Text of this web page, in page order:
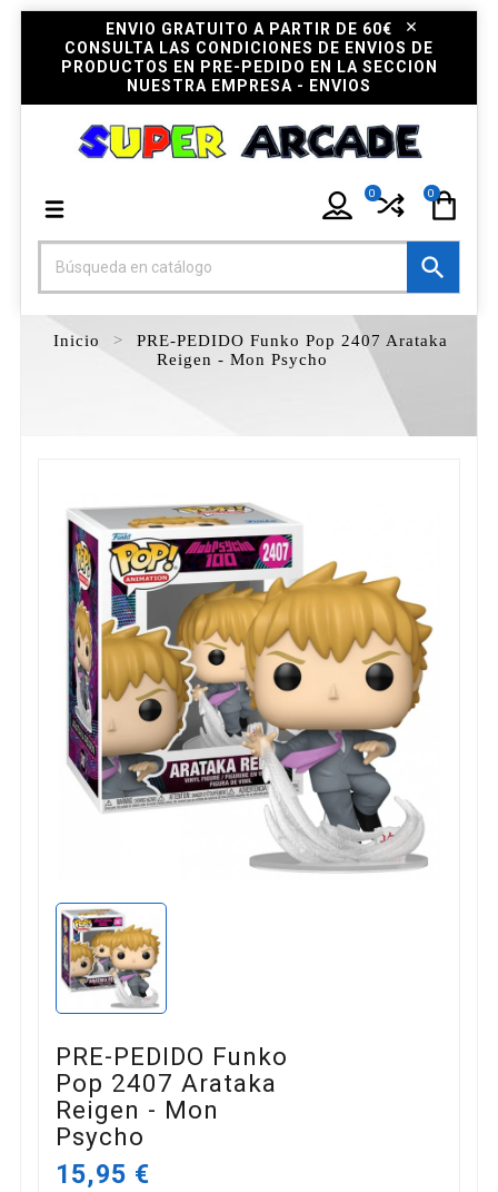
ENVIO GRATUITO A PARTIR DE 60€
CONSULTA LAS CONDICIONES DE ENVIOS DE
PRODUCTOS EN PRE-PEDIDO EN LA SECCION
NUESTRA EMPRESA - ENVIOS
0
0

Inicio
PRE-PEDIDO Funko Pop 2407 Arataka
Reigen - Mon Psycho
PRE-PEDIDO Funko
Pop 2407 Arataka
Reigen - Mon
Psycho
15,95 €